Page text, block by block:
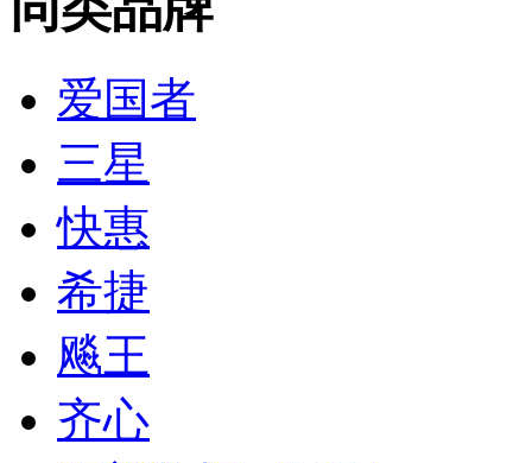
爱国者
三星
快惠
希捷
飚王
齐心